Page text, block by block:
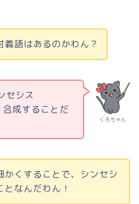
義語はあるのかわん？
くろちゃん
セシス
合成することだ
かくすることで、シンセシ
なんだわん！